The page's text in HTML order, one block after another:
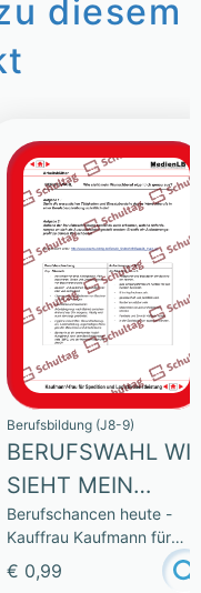
diesem
Berufsbildung (J8-9)
BERUFSWAHL
SIEHT MEIN
WUNSCHBERUF
EIGENTLICH
GENAU AUS
Berufschancen heute -
Kauffrau Kaufmann für
Spedition und Logistik
€ 0,99